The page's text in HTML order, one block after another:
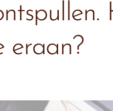
eraan?